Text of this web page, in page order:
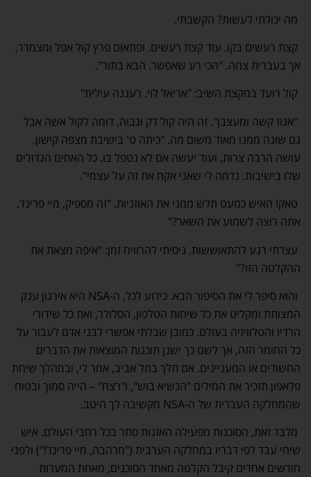
מה יכולתי לעשות? הקשבתי.
קצת רעשים בקו. עוד קצת רעשים. ופתאום פרץ קול אפל ומצמרר,
אך בעברית צחה. "הכי רע שאפשר. הבא בתור".
קול רועד במקצת השיב: "אריאל לוי. רעננה עילית"
"אגוז קשה ומעצבן". זה היה קול דק וגבוה, דומה לקול אשה אבל
גם שונה ממנו מאוד משום מה. "כיתה ט' בישיבת מצפה קישון.
עושה הרבה צרות, ועוד יעשה אם לא נטפל בו. כל האחים הגדולים
שלו בישיבות. נדמה לי שאני אקח את זה על עצמי".
טאק! האיש כמעט תלש ממני את האוזניות. "זה מספיק, מיי פרינד.
אתה רוצה לשמוע את השאר?"
עצרתי רגע להתאוששות. ניסיתי להרוויח זמן: "איפה מצאת את
ההקלטה הזו?"
והוא סיפר לי את הסיפור הבא. כידוע לכל, ה-NSA היא אירגון ענק
המצותת ומקליט את כל שיחות הטלפון, הסלולר, ואת כל שידורי
הרדיו והטלוויזיה בעולם. כמובן שבלתי אפשרי לבני אדם לעבור על
כל החומר הזה, אך לשם כך ישנן תוכנות המוצאות את הדברים
החשודים או המעניינים. אם תלך בתל אביב, אמר לי, ובמהלך שיחת
פלאפון תזכיר את המילים "הנשיא בוש", ו"רצח" – הייה סמוך ובטוח
שהמחלקה העברית של ה-NSA מקשיבה לך היטב.
מלבד זאת, הסוכנות מפעילה האזנות סתר בכל רחבי העולם. איש
שיחי עבד לפי דבריו במחלקה הערבית ("מרהבה, מיי פרינד!") ולפני
חודשים אחדים קיבל הקלטה מאחד הסוכנים, מאחת המערות